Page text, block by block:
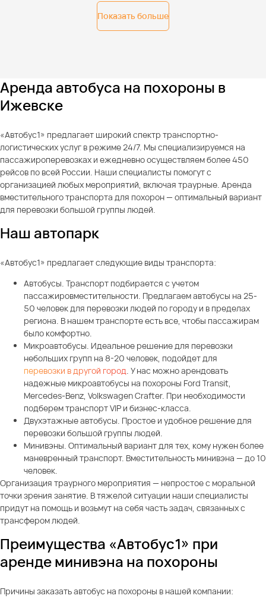
Показать больше
Аренда автобуса на похороны в
Ижевске
«Автобус1» предлагает широкий спектр транспортно-
логистических услуг в режиме 24/7. Мы специализируемся на
пассажироперевозках и ежедневно осуществляем более 450
рейсов по всей России. Наши специалисты помогут с
организацией любых мероприятий, включая траурные. Аренда
вместительного транспорта для похорон — оптимальный вариант
для перевозки большой группы людей.
Наш автопарк
«Автобус1» предлагает следующие виды транспорта:
Автобусы. Транспорт подбирается с учетом
пассажировместительности. Предлагаем автобусы на 25-
50 человек для перевозки людей по городу и в пределах
региона. В нашем транспорте есть все, чтобы пассажирам
было комфортно.
Микроавтобусы. Идеальное решение для перевозки
небольших групп на 8-20 человек, подойдет для
перевозки в другой город . У нас можно арендовать
надежные микроавтобусы на похороны Ford Transit,
Mercedes-Benz, Volkswagen Crafter. При необходимости
подберем транспорт VIP и бизнес-класса.
Двухэтажные автобусы. Простое и удобное решение для
перевозки большой группы людей.
Минивэны. Оптимальный вариант для тех, кому нужен более
маневренный транспорт. Вместительность минивэна — до 10
человек.
Организация траурного мероприятия — непростое с моральной
точки зрения занятие. В тяжелой ситуации наши специалисты
придут на помощь и возьмут на себя часть задач, связанных с
трансфером людей.
Преимущества «Автобус1» при
аренде минивэна на похороны
Причины заказать автобус на похороны в нашей компании: